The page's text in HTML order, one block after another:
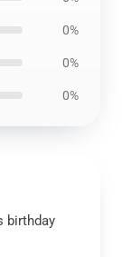
0%
0%
0%
birthday